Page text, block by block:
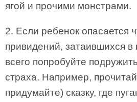
ягой и прочими монстрами.
2. Если ребенок опасается
привидений, затаившихся в
всего попробуйте
страха. Например,
придумайте) сказку, где